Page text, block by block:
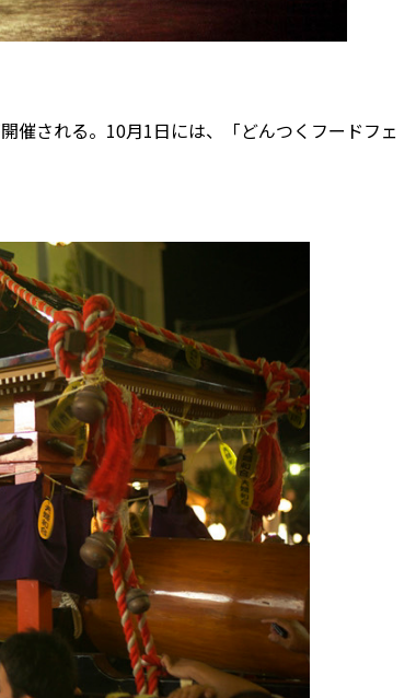
催される。10月1日には、「どんつくフードフェ